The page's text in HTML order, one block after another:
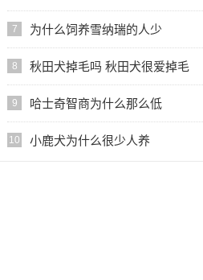
7 为什么饲养雪纳瑞的人少
8 秋田犬掉毛吗 秋田犬很爱掉毛
9 哈士奇智商为什么那么低
10 小鹿犬为什么很少人养